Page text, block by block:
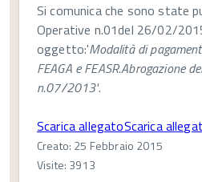
Si comunica che sono state
Operative n.01del 26/02/
oggetto:'Modalità di
FEAGA e FEASR.Abrogazione
n.07/2013'.
Scarica allegatoScarica
Creato: 25 Febbraio 2015
Visite: 3913